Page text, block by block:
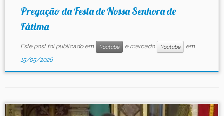
Pregação da Festa de Nossa Senhora de
Fátima
Este post foi publicado em Youtube e marcado Youtube
em
15/05/2026